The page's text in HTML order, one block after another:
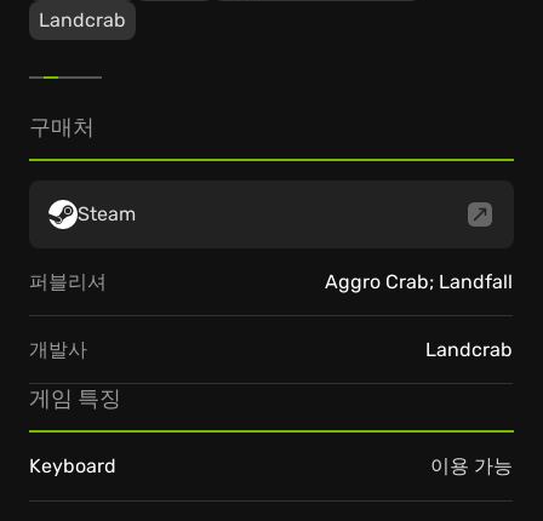
Landcrab
구매처
Steam
퍼블리셔 Aggro Crab; Landfall
개발사 Landcrab
게임 특징
Keyboard 이용 가능